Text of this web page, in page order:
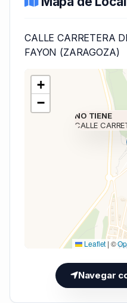
CALLE CARRETERA
FAYON (ZARAGOZA)
Cargando
NO TIENE
CALLE
+
−
Leaflet | ©
Navegar